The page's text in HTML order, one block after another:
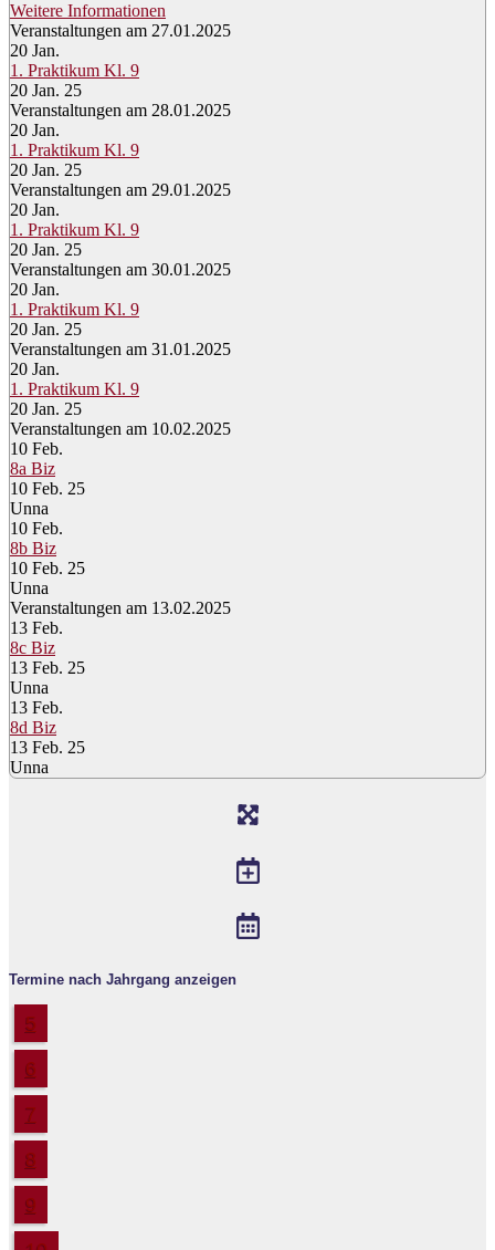
Weitere Informationen
Veranstaltungen am 27.01.2025
20 Jan.
1. Praktikum Kl. 9
20 Jan. 25
Veranstaltungen am 28.01.2025
20 Jan.
1. Praktikum Kl. 9
20 Jan. 25
Veranstaltungen am 29.01.2025
20 Jan.
1. Praktikum Kl. 9
20 Jan. 25
Veranstaltungen am 30.01.2025
20 Jan.
1. Praktikum Kl. 9
20 Jan. 25
Veranstaltungen am 31.01.2025
20 Jan.
1. Praktikum Kl. 9
20 Jan. 25
Veranstaltungen am 10.02.2025
10 Feb.
8a Biz
10 Feb. 25
Unna
10 Feb.
8b Biz
10 Feb. 25
Unna
Veranstaltungen am 13.02.2025
13 Feb.
8c Biz
13 Feb. 25
Unna
13 Feb.
8d Biz
13 Feb. 25
Unna
Termine nach Jahrgang anzeigen
5
6
7
8
9